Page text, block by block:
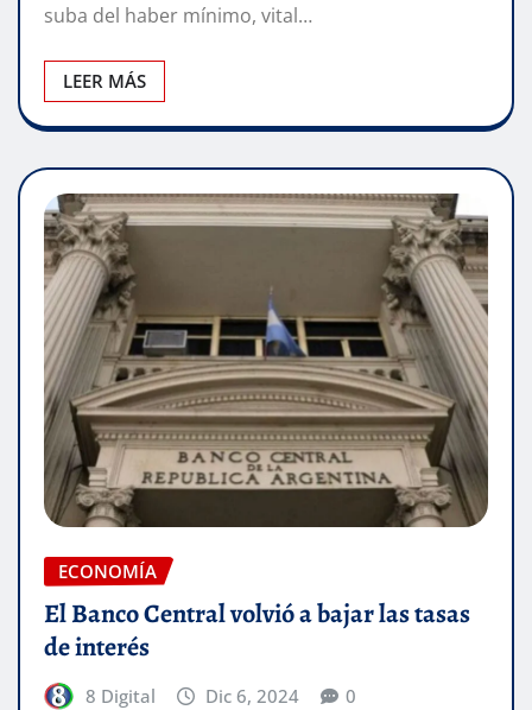
suba del haber mínimo, vital…
LEER MÁS
ECONOMÍA
El Banco Central volvió a bajar las tasas
de interés
8 Digital Dic 6, 2024 0